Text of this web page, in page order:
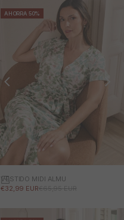
AHORRA 50%
VESTIDO MIDI ALMU
PRECIO DE OFERTA
€32,99 EURPRECIO NORMAL
€65,95 EUR